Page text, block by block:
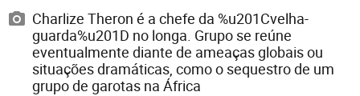
Charlize Theron é a chefe da %u201Cvelha-
guarda%u201D no longa. Grupo se reúne
eventualmente diante de ameaças globais ou
situações dramáticas, como o sequestro de um
grupo de garotas na África